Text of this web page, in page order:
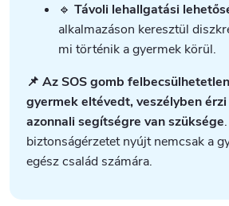
🔹Távoli lehallgatási
alkalmazáson keresztül
mi történik a gyermek körül.
📌 Az SOS gomb
gyermek eltévedt, veszélyben
azonnali segítségre van szüksége
biztonságérzetet nyújt nemcsak a
egész család számára.